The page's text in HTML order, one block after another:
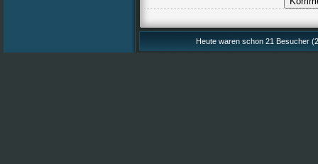
Heute waren schon 21 Besucher